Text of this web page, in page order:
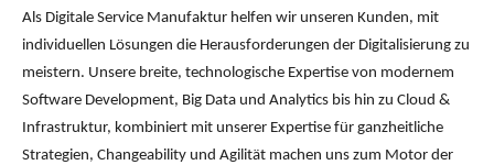
Als Digitale Service Manufaktur helfen wir unseren Kunden, mit
individuellen Lösungen die Herausforderungen der Digitalisierung zu
meistern. Unsere breite, technologische Expertise von modernem
Software Development, Big Data und Analytics bis hin zu Cloud &
Infrastruktur, kombiniert mit unserer Expertise für ganzheitliche
Strategien, Changeability und Agilität machen uns zum Motor der